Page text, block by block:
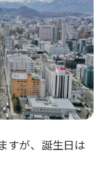
すが、誕生日は